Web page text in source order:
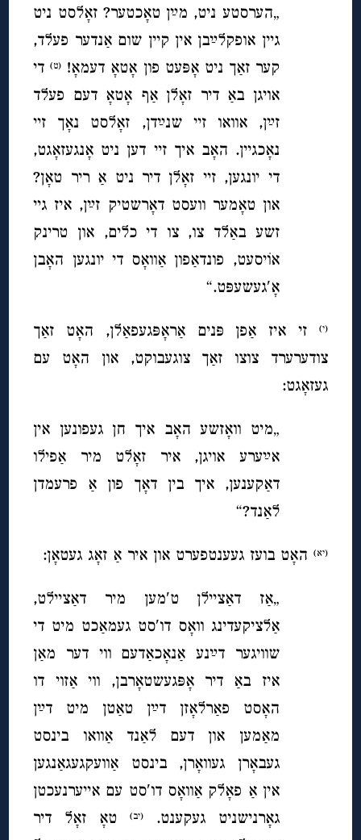
„הערסטע ניט, מײַן טאָכטער? זאָלסט ניט
גיין אופקלײַבן אין קיין שום אַנדער פעלד,
קער זאַך ניט אָפּעט פון אָטאָ דעמאָ! (ט)די
אויגן באַ דיר זאָלן אַף אָטאָ דעם פעלד
זײַן, אוואו זיי שנײַדן, זאָלסט נאָך זיי
נאָכגיין. האָב איך זיי דען ניט אָנגעזאָגט,
די יונגען, זיי זאָלן דיר ניט אַ ריר טאָן?
און טאָמער וועסט דאָרשטיק זײַן, איז גיי
זשע באַלד צו, צו די כלים, און טרינק
אוֹיסעט, פונדאַפון אַוואָס די יונגען האָבן
אָ′געשעפּט.“
(י)
זי איז אַפן פּנים אַראָפּגעפאַלן, האָט זאַך
צודערערד צוצו זאַך צוגעבוקט, און האָט עם
געזאָגט:
„מיט וואָזשע האָב איך חן געפונען אין
אײַערע אויגן, איר זאָלט מיר אַפילו
דאַקענען, איך בין דאָך פון אַ פרעמדן
לאַנד?“
(יא) האָט בועז געענטפערט און איר אַ זאָג געטאָן:
„אַז דאַציילן ט′מען מיר דאַציילט,
אַלציקעדינג וואָס דו′סט געמאַכט מיט די
שוויגער דײַנע אַנאָכאַדעם ווי דער מאַן
איז באַ דיר אָפּגעשטאָרבן, ווי אַזוי דו
האָסט פאַרלאָזן דײַן טאַטן מיט דײַן
מאַמען און דעם לאַנד אַוואו בינסט
געבאָרן געוואָרן, בינסט אַוועקגעגאַנגען
אין אַ פאָלק אַוואָס דו′סט עם אייערנעכטן
גאָרנישניט געקענט.(יב)
טאָ זאָל דיר